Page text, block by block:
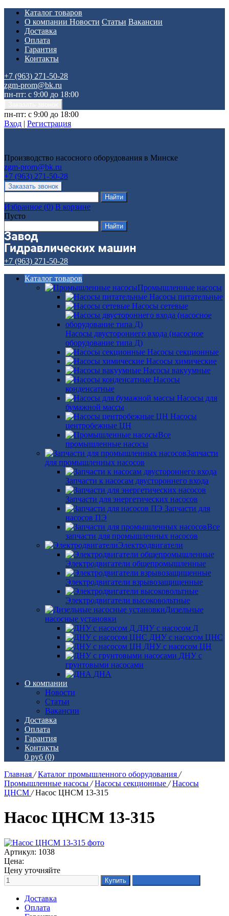
Каталог товаров
О компании Новости Статьи Вакансии
Доставка
Оплата
Гарантия
Контакты
+7 (963) 271-50-28
zgm-prom@bk.ru
пн-пт: с 9:00 до 18:00
пн-пт: с 9:00 до 18:00
Вход | Регистрация
Производство насосного оборудования в Минске
zgm-prom@bk.ru
+7 (963) 271-50-28
Избранное (0) В корзине
Пусто
+7 (963) 271-50-28
Каталог товаров
Промышленные насосы
Насосы питательные
Насосы сетевые
Насосы двустороннего входа (насосное
оборудование типа Д)
Насосы секционные
Насосы химические
Насосы вакуумные
Насосы
конденсатные
Насосы для
бумажной массы
Насосы
центробежные ЦН
Все
промышленные насосы
Запчасти
для промышленных насосов
Запчасти к насосам двустороннего входа
Запчасти для энергетических насосов
Запчасти для
насосов ПЭ
Все
запчасти для промышленных насосов
Электродвигатели
Электродвигатели общепромышленные
Электродвигатели взрывозащищенные
Электродвигатели высоковольтные
Дизельные
насосные установки
ДНУ с насосом Д
ДНУ с насосом ЦНС
ДНУ с насосом ЦН
ДНУ с
грунтовыми насосами
ДНА
О компании
Новости
Статьи
Вакансии
Доставка
Оплата
Гарантия
Контакты
0 руб (0)
Главная / Каталог промышленного оборудования /
Промышленные насосы / Насосы секционные / Насосы
ЦНСМ / Насос ЦНСМ 13-315
Насос ЦНСМ 13-315
Артикул: 1038
Цена:
Цену уточняйте
Доставка
Оплата